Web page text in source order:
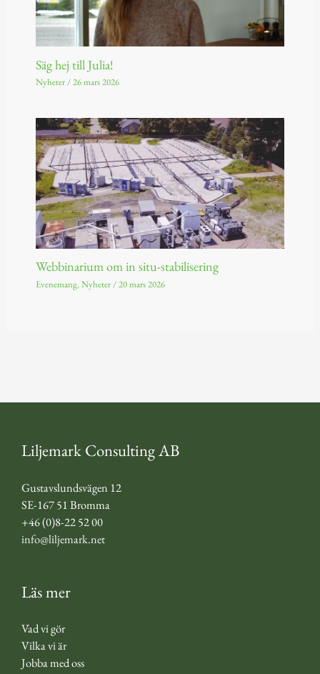
Säg hej till Julia!
Nyheter/26 mars 2026
Webbinarium om in situ-stabilisering
Evenemang,Nyheter/20 mars 2026
Liljemark Consulting AB
Gustavslundsvägen 12
SE-167 51 Bromma
+46 (0)8-22 52 00
info@liljemark.net
Läs mer
Vad vi gör
Vilka vi är
Jobba med oss